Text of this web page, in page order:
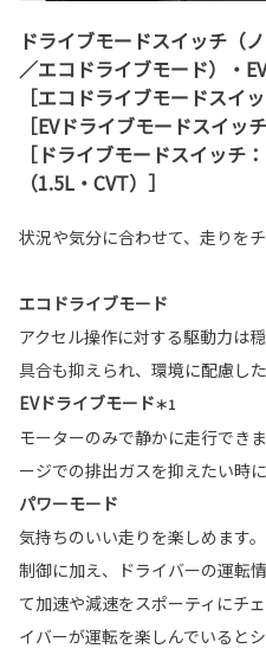
ドライブモードスイッチ（
／エコドライブモード）・
［エコドライブモードスイ
［EVドライブモードスイッ
［ドライブモードスイッチ
（1.5L・CVT）］
状況や気分に合わせて、走りをチ
エコドライブモード
アクセル操作に対する駆動力は
具合も抑えられ、環境に配慮し
EVドライブモード＊1
モーターのみで静かに走行でき
ージでの排出ガスを抑えたい時に
パワーモード
気持ちのいい走りを楽しめます
制御に加え、ドライバーの運転
て加速や減速をスポーティにチ
イバーが運転を楽しんでいると